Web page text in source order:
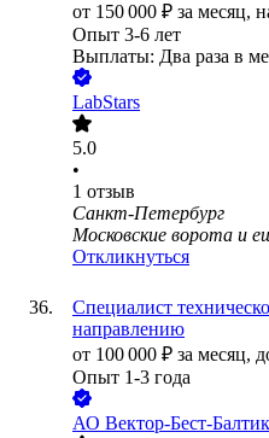
от 150 000 ₽ за месяц,
Опыт 3-6 лет
Выплаты: Два раза в
LabStars
5.0
•
1 отзыв
Санкт-Петербург
Московские ворота и
Откликнуться
Специалист
направлению
от 100 000 ₽ за месяц,
Опыт 1-3 года
АО Вектор-Бест-